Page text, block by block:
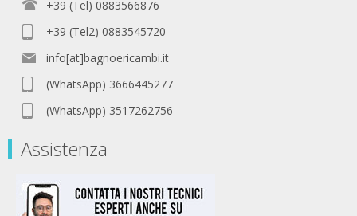
+39 (Tel) 0883566876
+39 (Tel2) 0883545720
info[at]bagnoericambi.it
(WhatsApp) 3666445277
(WhatsApp) 3517262756
Assistenza